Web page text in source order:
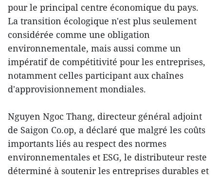
pour le principal centre économique du pays.
La transition écologique n'est plus seulement
considérée comme une obligation
environnementale, mais aussi comme un
impératif de compétitivité pour les entreprises,
notamment celles participant aux chaînes
d'approvisionnement mondiales.
Nguyen Ngoc Thang, directeur général adjoint
de Saigon Co.op, a déclaré que malgré les coûts
importants liés au respect des normes
environnementales et ESG, le distributeur reste
déterminé à soutenir les entreprises durables et